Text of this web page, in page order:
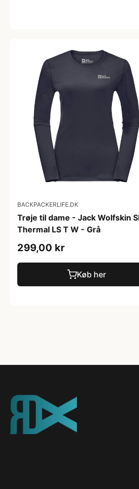
BACKPACKERLIFE.DK
Trøje til dame - Jack Wolfskin
Thermal LS T W - Grå
299,00 kr
Køb her